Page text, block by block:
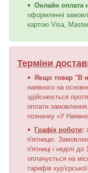
Онлайн оплата
оформленні
картою Visa,
Терміни
Якщо товар "В
наявного на
здійснюється
оплати
позначку «У
Графік роботи:
п'ятницю.
п'ятниці і неділі
оплачується на
тарифів